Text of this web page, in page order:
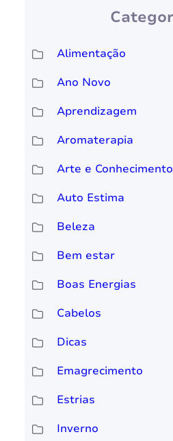
Alimentação
Ano Novo
Aprendizagem
Aromaterapia
Arte e Conhecimento
Auto Estima
Beleza
Bem estar
Boas Energias
Cabelos
Dicas
Emagrecimento
Estrias
Inverno